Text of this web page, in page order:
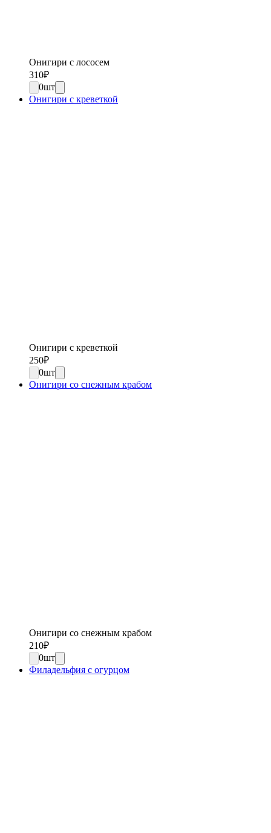
Онигири с лососем
310₽
0шт
Онигири с креветкой
Онигири с креветкой
250₽
0шт
Онигири со снежным крабом
Онигири со снежным крабом
210₽
0шт
Филадельфия с огурцом